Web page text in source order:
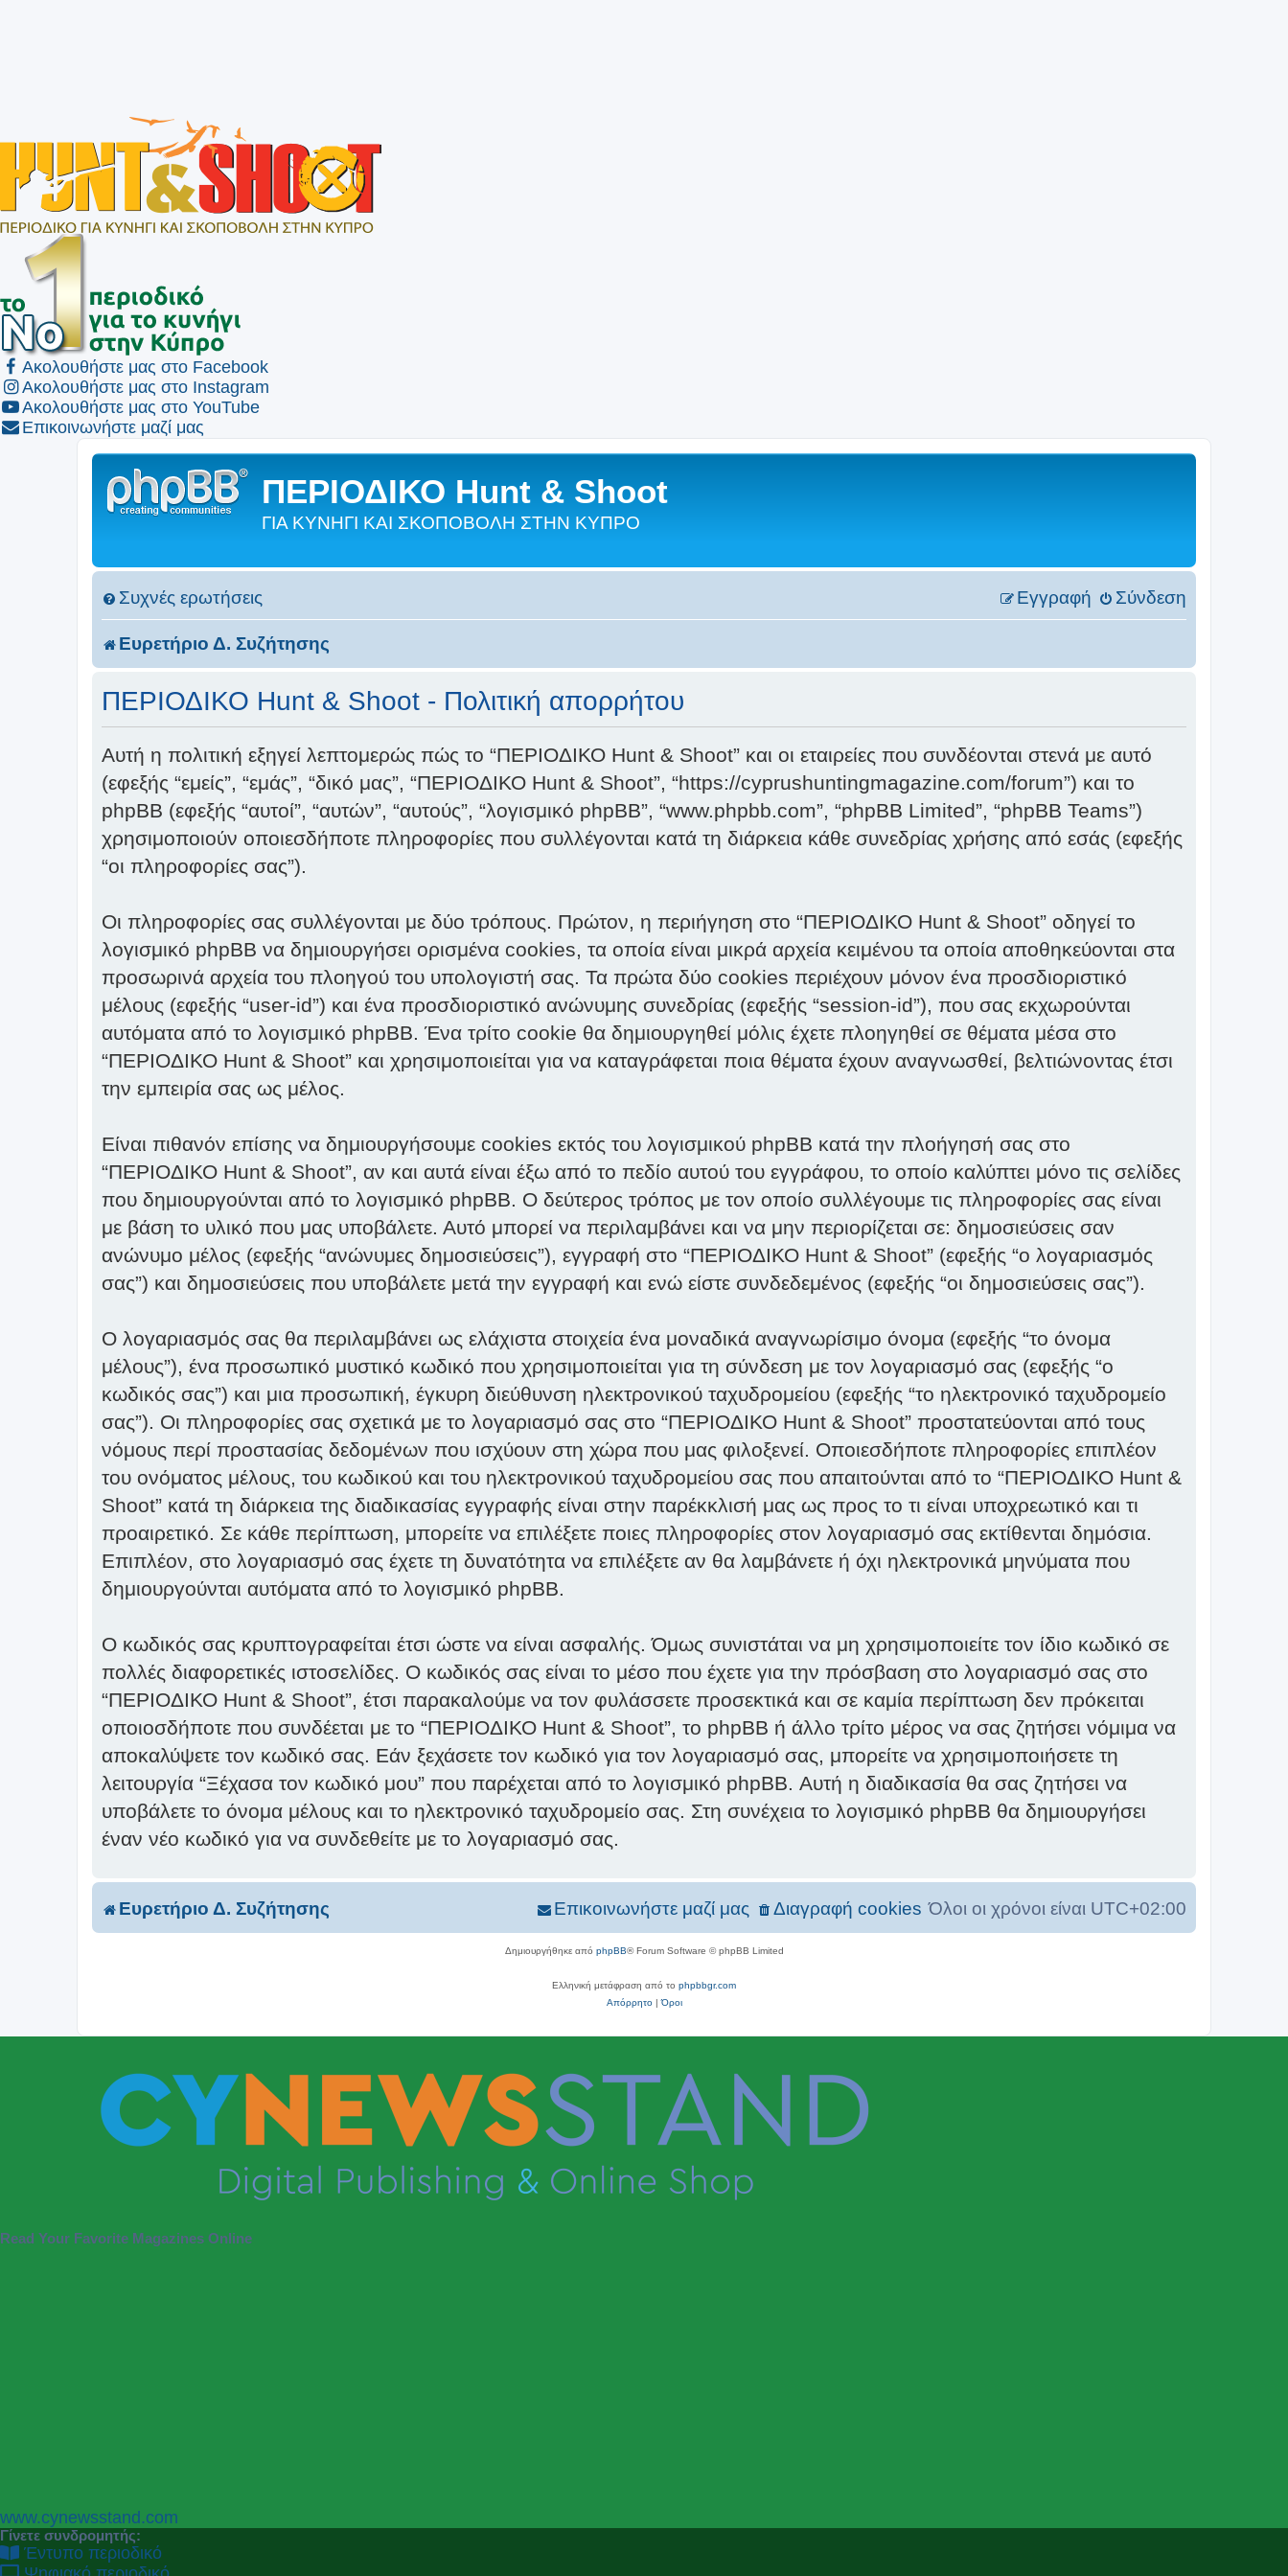
Ακολουθήστε μας στο Facebook
Ακολουθήστε μας στο Instagram
Ακολουθήστε μας στο YouTube
Επικοινωνήστε μαζί μας
ΠΕΡΙΟΔΙΚΟ Hunt & Shoot
ΓΙΑ ΚΥΝΗΓΙ ΚΑΙ ΣΚΟΠΟΒΟΛΗ ΣΤΗΝ ΚΥΠΡΟ
Συχνές ερωτήσεις Σύνδεση
Εγγραφή
Ευρετήριο Δ. Συζήτησης
ΠΕΡΙΟΔΙΚΟ Hunt & Shoot - Πολιτική απορρήτου
Αυτή η πολιτική εξηγεί λεπτομερώς πώς το “ΠΕΡΙΟΔΙΚΟ Hunt & Shoot” και οι εταιρείες που συνδέονται στενά με αυτό
(εφεξής “εμείς”, “εμάς”, “δικό μας”, “ΠΕΡΙΟΔΙΚΟ Hunt & Shoot”, “https://cyprushuntingmagazine.com/forum”) και το
phpBB (εφεξής “αυτοί”, “αυτών”, “αυτούς”, “λογισμικό phpBB”, “www.phpbb.com”, “phpBB Limited”, “phpBB Teams”)
χρησιμοποιούν οποιεσδήποτε πληροφορίες που συλλέγονται κατά τη διάρκεια κάθε συνεδρίας χρήσης από εσάς (εφεξής
“οι πληροφορίες σας”).
Οι πληροφορίες σας συλλέγονται με δύο τρόπους. Πρώτον, η περιήγηση στο “ΠΕΡΙΟΔΙΚΟ Hunt & Shoot” οδηγεί το
λογισμικό phpBB να δημιουργήσει ορισμένα cookies, τα οποία είναι μικρά αρχεία κειμένου τα οποία αποθηκεύονται στα
προσωρινά αρχεία του πλοηγού του υπολογιστή σας. Τα πρώτα δύο cookies περιέχουν μόνον ένα προσδιοριστικό
μέλους (εφεξής “user-id”) και ένα προσδιοριστικό ανώνυμης συνεδρίας (εφεξής “session-id”), που σας εκχωρούνται
αυτόματα από το λογισμικό phpBB. Ένα τρίτο cookie θα δημιουργηθεί μόλις έχετε πλοηγηθεί σε θέματα μέσα στο
“ΠΕΡΙΟΔΙΚΟ Hunt & Shoot” και χρησιμοποιείται για να καταγράφεται ποια θέματα έχουν αναγνωσθεί, βελτιώνοντας έτσι
την εμπειρία σας ως μέλος.
Είναι πιθανόν επίσης να δημιουργήσουμε cookies εκτός του λογισμικού phpBB κατά την πλοήγησή σας στο
“ΠΕΡΙΟΔΙΚΟ Hunt & Shoot”, αν και αυτά είναι έξω από το πεδίο αυτού του εγγράφου, το οποίο καλύπτει μόνο τις σελίδες
που δημιουργούνται από το λογισμικό phpBB. Ο δεύτερος τρόπος με τον οποίο συλλέγουμε τις πληροφορίες σας είναι
με βάση το υλικό που μας υποβάλετε. Αυτό μπορεί να περιλαμβάνει και να μην περιορίζεται σε: δημοσιεύσεις σαν
ανώνυμο μέλος (εφεξής “ανώνυμες δημοσιεύσεις”), εγγραφή στο “ΠΕΡΙΟΔΙΚΟ Hunt & Shoot” (εφεξής “ο λογαριασμός
σας”) και δημοσιεύσεις που υποβάλετε μετά την εγγραφή και ενώ είστε συνδεδεμένος (εφεξής “οι δημοσιεύσεις σας”).
Ο λογαριασμός σας θα περιλαμβάνει ως ελάχιστα στοιχεία ένα μοναδικά αναγνωρίσιμο όνομα (εφεξής “το όνομα
μέλους”), ένα προσωπικό μυστικό κωδικό που χρησιμοποιείται για τη σύνδεση με τον λογαριασμό σας (εφεξής “ο
κωδικός σας”) και μια προσωπική, έγκυρη διεύθυνση ηλεκτρονικού ταχυδρομείου (εφεξής “το ηλεκτρονικό ταχυδρομείο
σας”). Οι πληροφορίες σας σχετικά με το λογαριασμό σας στο “ΠΕΡΙΟΔΙΚΟ Hunt & Shoot” προστατεύονται από τους
νόμους περί προστασίας δεδομένων που ισχύουν στη χώρα που μας φιλοξενεί. Οποιεσδήποτε πληροφορίες επιπλέον
του ονόματος μέλους, του κωδικού και του ηλεκτρονικού ταχυδρομείου σας που απαιτούνται από το “ΠΕΡΙΟΔΙΚΟ Hunt &
Shoot” κατά τη διάρκεια της διαδικασίας εγγραφής είναι στην παρέκκλισή μας ως προς το τι είναι υποχρεωτικό και τι
προαιρετικό. Σε κάθε περίπτωση, μπορείτε να επιλέξετε ποιες πληροφορίες στον λογαριασμό σας εκτίθενται δημόσια.
Επιπλέον, στο λογαριασμό σας έχετε τη δυνατότητα να επιλέξετε αν θα λαμβάνετε ή όχι ηλεκτρονικά μηνύματα που
δημιουργούνται αυτόματα από το λογισμικό phpBB.
Ο κωδικός σας κρυπτογραφείται έτσι ώστε να είναι ασφαλής. Όμως συνιστάται να μη χρησιμοποιείτε τον ίδιο κωδικό σε
πολλές διαφορετικές ιστοσελίδες. Ο κωδικός σας είναι το μέσο που έχετε για την πρόσβαση στο λογαριασμό σας στο
“ΠΕΡΙΟΔΙΚΟ Hunt & Shoot”, έτσι παρακαλούμε να τον φυλάσσετε προσεκτικά και σε καμία περίπτωση δεν πρόκειται
οποιοσδήποτε που συνδέεται με το “ΠΕΡΙΟΔΙΚΟ Hunt & Shoot”, το phpBB ή άλλο τρίτο μέρος να σας ζητήσει νόμιμα να
αποκαλύψετε τον κωδικό σας. Εάν ξεχάσετε τον κωδικό για τον λογαριασμό σας, μπορείτε να χρησιμοποιήσετε τη
λειτουργία “Ξέχασα τον κωδικό μου” που παρέχεται από το λογισμικό phpBB. Αυτή η διαδικασία θα σας ζητήσει να
υποβάλετε το όνομα μέλους και το ηλεκτρονικό ταχυδρομείο σας. Στη συνέχεια το λογισμικό phpBB θα δημιουργήσει
έναν νέο κωδικό για να συνδεθείτε με το λογαριασμό σας.
Ευρετήριο Δ. Συζήτησης Όλοι οι χρόνοι είναι UTC+02:00
Διαγραφή cookies
Επικοινωνήστε μαζί μας
Δημιουργήθηκε από phpBB® Forum Software © phpBB Limited
Ελληνική μετάφραση από το phpbbgr.com
Απόρρητο|Όροι
Read Your Favorite Magazines Online
P
r
e
N
e
x
www.cynewsstand.com
Γίνετε συνδρομητής:
Έντυπο περιοδικό